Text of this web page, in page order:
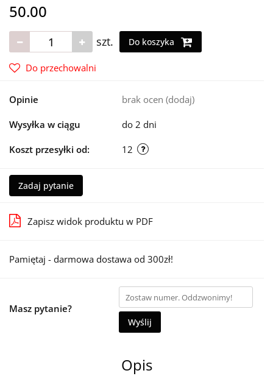
50.00
szt. Do koszyka
Do przechowalni
Opinie brak ocen (dodaj)
Wysyłka w ciągu do 2 dni
Koszt przesyłki od: 12
Zadaj pytanie
Zapisz widok produktu w PDF
Pamiętaj - darmowa dostawa od 300zł!
Masz pytanie?
Wyślij
Opis